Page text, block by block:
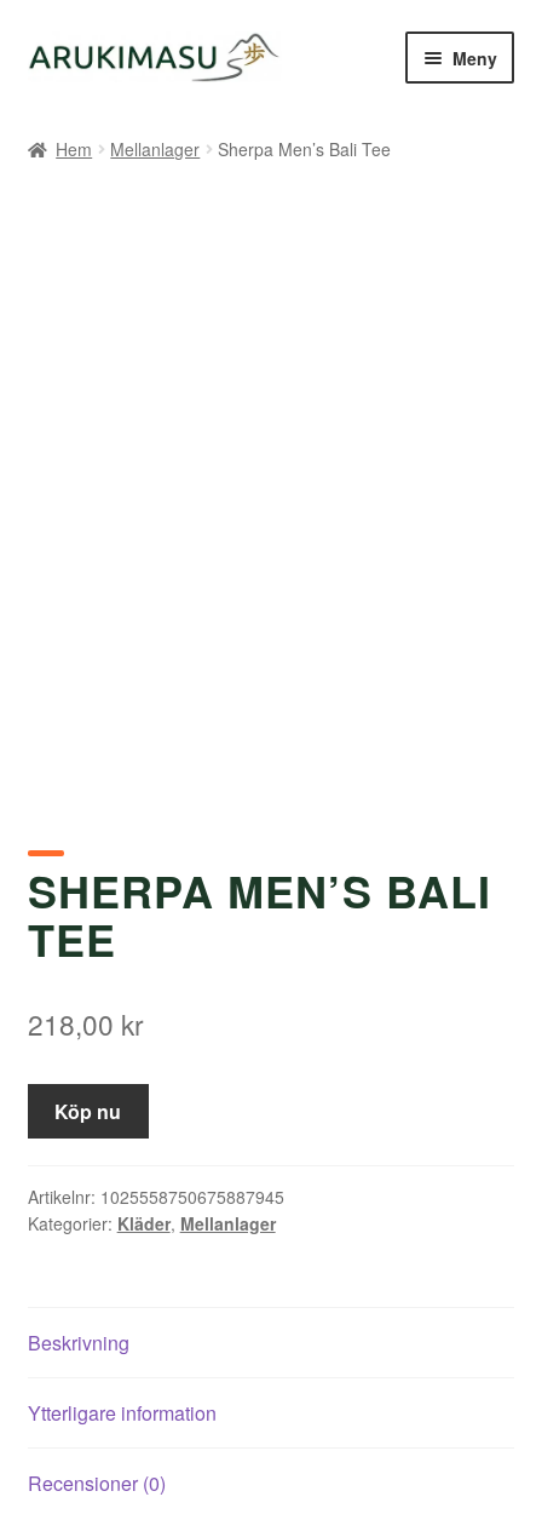
Hoppa
till
Hoppa
till
Meny
Hem Mellanlager Sherpa Men’s Bali Tee
SHERPA MEN’S BALI
TEE
218,00 kr
Köp nu
Artikelnr: 1025558750675887945
Kategorier: Kläder, Mellanlager
Beskrivning
Ytterligare information
Recensioner (0)